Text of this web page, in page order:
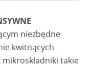
niezbędne
kwitnących
takie